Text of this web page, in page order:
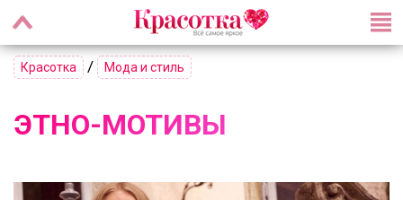
Красотка / Мода и стиль
ЭТНО-МОТИВЫ